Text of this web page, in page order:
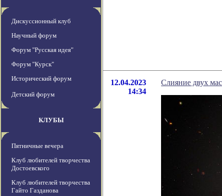
Дискуссионный клуб
Научный форум
Форум "Русская идея"
Форум "Курск"
Исторический форум
Детский форум
КЛУБЫ
Пятничные вечера
Клуб любителей творчества
Достоевского
Клуб любителей творчества
Гайто Газданова
12.04.2023
14:34
Слияние двух